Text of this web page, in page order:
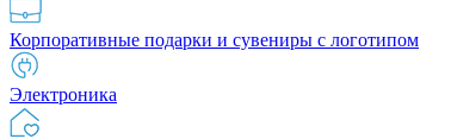
Корпоративные подарки и сувениры с логотипом
Электроника